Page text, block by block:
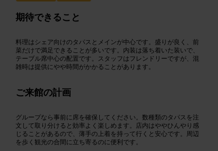
期待できること
料理はシェア向けのタパスとメインが中心です。盛りが良く、前
菜だけで満足できることが多いです。内装は落ち着いた装いで、
テーブル席中心の配置です。スタッフはフレンドリーですが、混
雑時は提供にやや時間がかかることがあります。
ご来館の計画
グループなら事前に席を確保してください。数種類のタパスを注
文して取り分けると効率よく楽しめます。店内はややひんやり感
じることがあるので、薄手の上着を持って行くと安心です。周辺
を歩く観光の合間に立ち寄るのに便利です。